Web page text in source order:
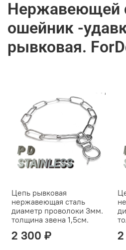
Нержавеющей
ошейник -
рывковая.
Цепь рывковая
нержавеющая сталь
диаметр проволоки 3мм.
толщина звена 1,5см.
2 300 ₽